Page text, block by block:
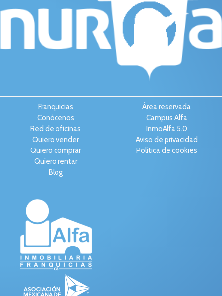
Franquicias
Conócenos
Red de oficinas
Quiero vender
Quiero comprar
Quiero rentar
Blog
Área reservada
Campus Alfa
InmoAlfa 5.0
Aviso de privacidad
Política de cookies